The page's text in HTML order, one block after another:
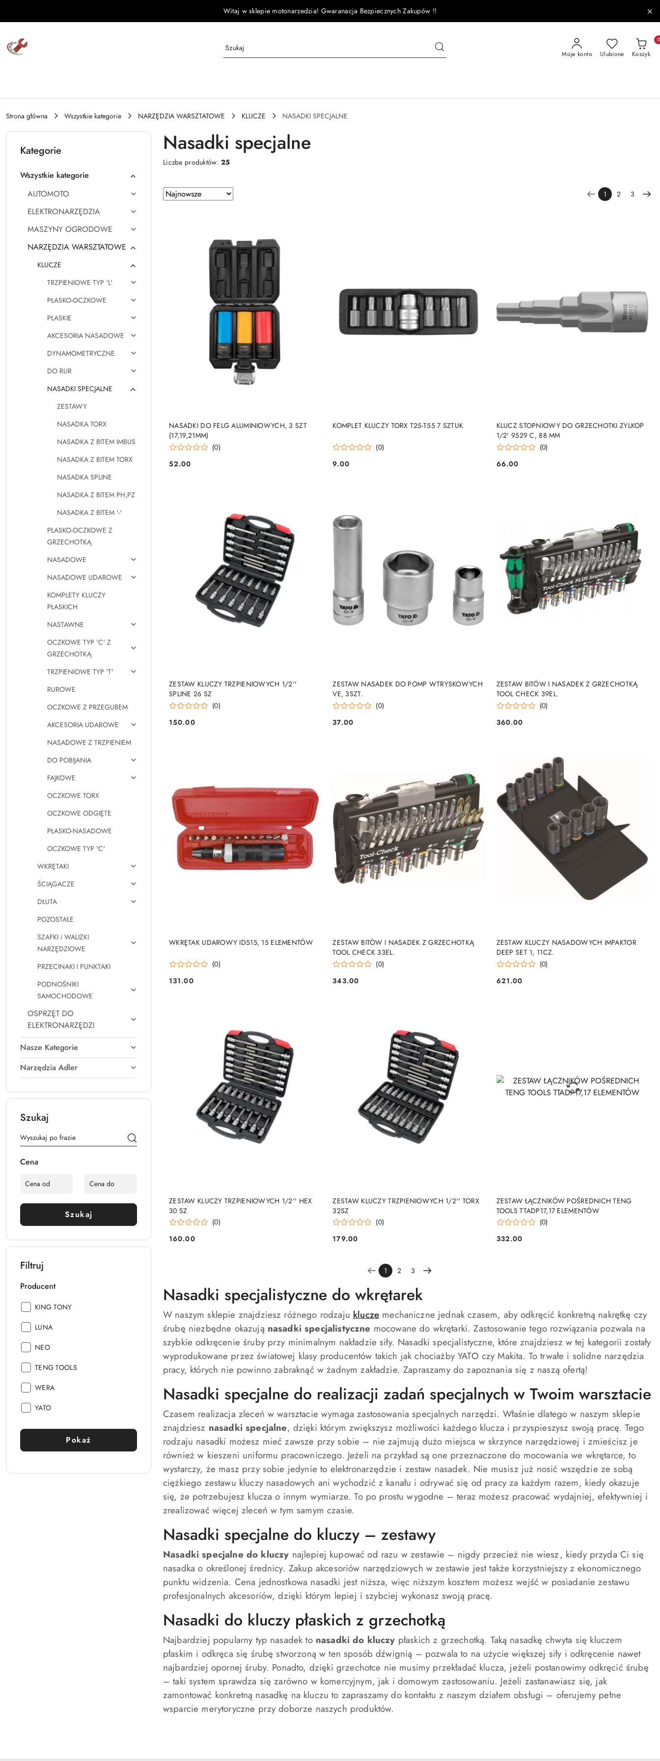
Witaj w sklepie motonarzedzia! Gwaranacja Bezpiecznych Zakupów !!
Moje konto Ulubione Koszyk
0
Strona główna Wszystkie kategorie NARZĘDZIA WARSZTATOWE KLUCZE NASADKI SPECJALNE
Kategorie
Wszystkie kategorie
AUTOMOTO
ELEKTRONARZĘDZIA
MASZYNY OGRODOWE
NARZĘDZIA WARSZTATOWE
KLUCZE
TRZPIENIOWE TYP 'L'
PŁASKO-OCZKOWE
PŁASKIE
AKCESORIA NASADOWE
DYNAMOMETRYCZNE
DO RUR
NASADKI SPECJALNE
ZESTAWY
NASADKA TORX
NASADKA Z BITEM IMBUS
NASADKA Z BITEM TORX
NASADKA SPLINE
NASADKA Z BITEM PH,PZ
NASADKA Z BITEM '-'
PŁASKO-OCZKOWE Z
GRZECHOTKĄ
NASADOWE
NASADOWE UDAROWE
KOMPLETY KLUCZY
PŁASKICH
NASTAWNE
OCZKOWE TYP 'C' Z
GRZECHOTKĄ
TRZPIENIOWE TYP 'T'
RUROWE
OCZKOWE Z PRZEGUBEM
AKCESORIA UDAROWE
NASADOWE Z TRZPIENIEM
DO POBIJANIA
FAJKOWE
OCZKOWE TORX
OCZKOWE ODGIĘTE
PŁASKO-NASADOWE
OCZKOWE TYP 'C'
WKRĘTAKI
ŚCIĄGACZE
DŁUTA
POZOSTAŁE
SZAFKI i WALIZKI
NARZĘDZIOWE
PRZECINAKI I PUNKTAKI
PODNOŚNIKI
SAMOCHODOWE
OSPRZĘT DO
ELEKTRONARZĘDZI
Nasze Kategorie
Narzędzia Adler
Szukaj
Cena
Szukaj
Filtruj
Producent
Producent:
KING TONY
Producent:
LUNA
Producent:
NEO
Producent:
TENG TOOLS
Producent:
WERA
Producent:
YATO
Pokaż
Nasadki specjalne
Liczba produktów:25
Zastosowano
sortowanie:
Sortuj
według
1 2 3
NASADKI DO FELG ALUMINIOWYCH, 3 SZT
(17,19,21MM)
(0)
Cena:
52.00
DO KOSZYKA KOMPLET KLUCZY TORX T25-T55 7 SZTUK
(0)
Cena:
9.00
DO KOSZYKA
KLUCZ STOPNIOWY DO GRZECHOTKI ZYLKOP
1/2' 9529 C, 88 MM
(0)
Cena:
66.00
PRODUKT NIEDOSTĘPNY
ZESTAW KLUCZY TRZPIENIOWYCH 1/2''
SPLINE 26 SZ
(0)
Cena:
150.00
DO KOSZYKA
ZESTAW NASADEK DO POMP WTRYSKOWYCH
VE, 3SZT.
(0)
Cena:
37.00
PRODUKT NIEDOSTĘPNY
ZESTAW BITÓW I NASADEK Z GRZECHOTKĄ
TOOL CHECK 39EL.
(0)
Cena:
360.00
PRODUKT NIEDOSTĘPNY
WKRĘTAK UDAROWY ID515, 15 ELEMENTÓW
(0)
Cena:
131.00
DO KOSZYKA
ZESTAW BITÓW I NASADEK Z GRZECHOTKĄ
TOOL CHECK 33EL.
(0)
Cena:
343.00
PRODUKT NIEDOSTĘPNY
ZESTAW KLUCZY NASADOWYCH IMPAKTOR
DEEP SET 1, 11CZ.
(0)
Cena:
621.00
DO KOSZYKA
ZESTAW KLUCZY TRZPIENIOWYCH 1/2'' HEX
30 SZ
(0)
Cena:
160.00
DO KOSZYKA
ZESTAW KLUCZY TRZPIENIOWYCH 1/2'' TORX
32SZ
(0)
Cena:
179.00
DO KOSZYKA
ZESTAW ŁĄCZNIKÓW POŚREDNICH TENG
TOOLS TTADP17,17 ELEMENTÓW
(0)
Cena:
332.00
PRODUKT NIEDOSTĘPNY
1 2 3
Nasadki specjalistyczne do wkrętarek
W naszym sklepie znajdziesz różnego rodzaju klucze mechaniczne jednak czasem, aby odkręcić konkretną nakrętkę czy
śrubę niezbędne okazują nasadki specjalistyczne mocowane do wkrętarki. Zastosowanie tego rozwiązania pozwala na
szybkie odkręcenie śruby przy minimalnym nakładzie siły. Nasadki specjalistyczne, które znajdziesz w tej kategorii zostały
wyprodukowane przez światowej klasy producentów takich jak chociażby YATO czy Makita. To trwałe i solidne narzędzia
pracy, których nie powinno zabraknąć w żadnym zakładzie. Zapraszamy do zapoznania się z naszą ofertą!
Nasadki specjalne do realizacji zadań specjalnych w Twoim warsztacie
Czasem realizacja zleceń w warsztacie wymaga zastosowania specjalnych narzędzi. Właśnie dlatego w naszym sklepie
znajdziesz nasadki specjalne, dzięki którym zwiększysz możliwości każdego klucza i przyspieszysz swoją pracę. Tego
rodzaju nasadki możesz mieć zawsze przy sobie – nie zajmują dużo miejsca w skrzynce narzędziowej i zmieścisz je
również w kieszeni uniformu pracowniczego. Jeżeli na przykład są one przeznaczone do mocowania we wkrętarce, to
wystarczy, że masz przy sobie jedynie to elektronarzędzie i zestaw nasadek. Nie musisz już nosić wszędzie ze sobą
ciężkiego zestawu kluczy nasadowych ani wychodzić z kanału i odrywać się od pracy za każdym razem, kiedy okazuje
się, że potrzebujesz klucza o innym wymiarze. To po prostu wygodne – teraz możesz pracować wydajniej, efektywniej i
zrealizować więcej zleceń w tym samym czasie.
Nasadki specjalne do kluczy – zestawy
Nasadki specjalne do kluczy najlepiej kupować od razu w zestawie – nigdy przecież nie wiesz, kiedy przyda Ci się
nasadka o określonej średnicy. Zakup akcesoriów narzędziowych w zestawie jest także korzystniejszy z ekonomicznego
punktu widzenia. Cena jednostkowa nasadki jest niższa, więc niższym kosztem możesz wejść w posiadanie zestawu
profesjonalnych akcesoriów, dzięki którym lepiej i szybciej wykonasz swoją pracę.
Nasadki do kluczy płaskich z grzechotką
Najbardziej popularny typ nasadek to nasadki do kluczy płaskich z grzechotką. Taką nasadkę chwyta się kluczem
płaskim i odkręca się śrubę stworzoną w ten sposób dźwignią – pozwala to na użycie większej siły i odkręcenie nawet
najbardziej opornej śruby. Ponadto, dzięki grzechotce nie musimy przekładać klucza, jeżeli postanowimy odkręcić śrubę
– taki system sprawdza się zarówno w komercyjnym, jak i domowym zastosowaniu. Jeżeli zastanawiasz się, jak
zamontować konkretną nasadkę na kluczu to zapraszamy do kontaktu z naszym działem obsługi – oferujemy pełne
wsparcie merytoryczne przy doborze naszych produktów.